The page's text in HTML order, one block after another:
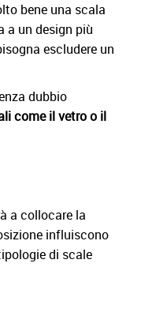
bene una scala
a un design più
escludere un
dubbio
come il vetro o il
a collocare la
influiscono
di scale